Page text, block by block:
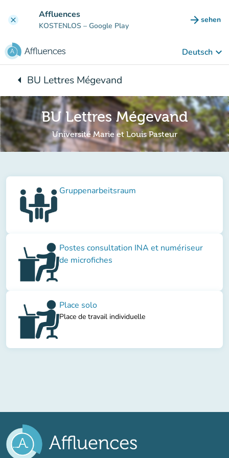
clear Affluences
KOSTENLOS – Google Play arrow_forward sehen
(new
Deutsch keyboard_arrow_down
arrow_leftZurück zu:
BU Lettres Mégevand
BU Lettres Mégevand
Université Marie et Louis Pasteur
Gruppenarbeitsraum
Postes consultation INA et numériseur
de microfiches
Place solo
Place de travail individuelle